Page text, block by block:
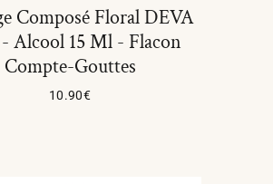
Composé Floral DEVA
- Alcool 15 Ml - Flacon
Compte-Gouttes
10.90€